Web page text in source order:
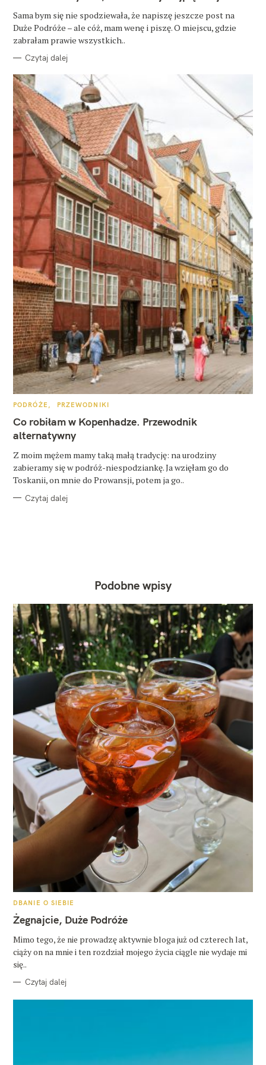
O
R
I
Sama bym się nie spodziewała, że napiszę jeszcze post na
Duże Podróże – ale cóż, mam wenę i piszę. O miejscu, gdzie
zabrałam prawie wszystkich..
Czytaj dalej
K
T
E
G
O
I
PODRÓŻE PRZEWODNIKI
Co robiłam w Kopenhadze. Przewodnik
alternatywny
Z moim mężem mamy taką małą tradycję: na urodziny
zabieramy się w podróż-niespodziankę. Ja wzięłam go do
Toskanii, on mnie do Prowansji, potem ja go..
Czytaj dalej
Podobne wpisy
K
T
E
O
R
I
DBANIE O SIEBIE
Żegnajcie, Duże Podróże
Mimo tego, że nie prowadzę aktywnie bloga już od czterech lat,
ciąży on na mnie i ten rozdział mojego życia ciągle nie wydaje mi
się..
Czytaj dalej